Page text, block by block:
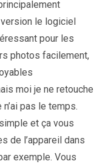
version le logiciel
pour les
photos facilement,
moi je ne retouche
pas le temps.
et ça vous
de l’appareil dans
exemple. Vous